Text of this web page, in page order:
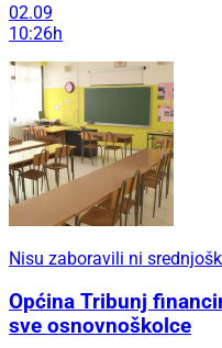
02.09
10:26h
Nisu zaboravili ni
Općina Tribunj
sve osnovnoškolce